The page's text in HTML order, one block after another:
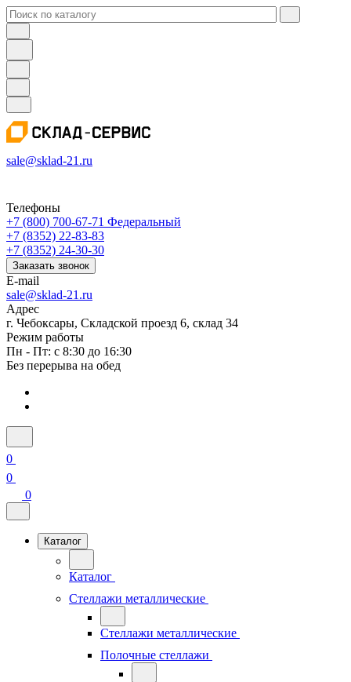
sale@sklad-21.ru
Телефоны
+7 (800) 700-67-71 Федеральный
+7 (8352) 22-83-83
+7 (8352) 24-30-30
Заказать звонок
E-mail
sale@sklad-21.ru
Адрес
г. Чебоксары, Складской проезд 6, склад 34
Режим работы
Пн - Пт: с 8:30 до 16:30
Без перерыва на обед
0
0
0
Каталог
Каталог
Стеллажи металлические
Стеллажи металлические
Полочные стеллажи